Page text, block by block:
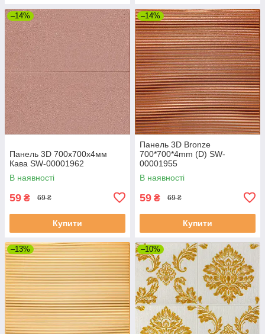
–14%
Панель 3D 700х700х4мм
Кава SW-00001962
В наявності
59 ₴ 69 ₴
Купити
–14%
Панель 3D Bronze
700*700*4mm (D) SW-
00001955
В наявності
59 ₴ 69 ₴
Купити
–13% –10%